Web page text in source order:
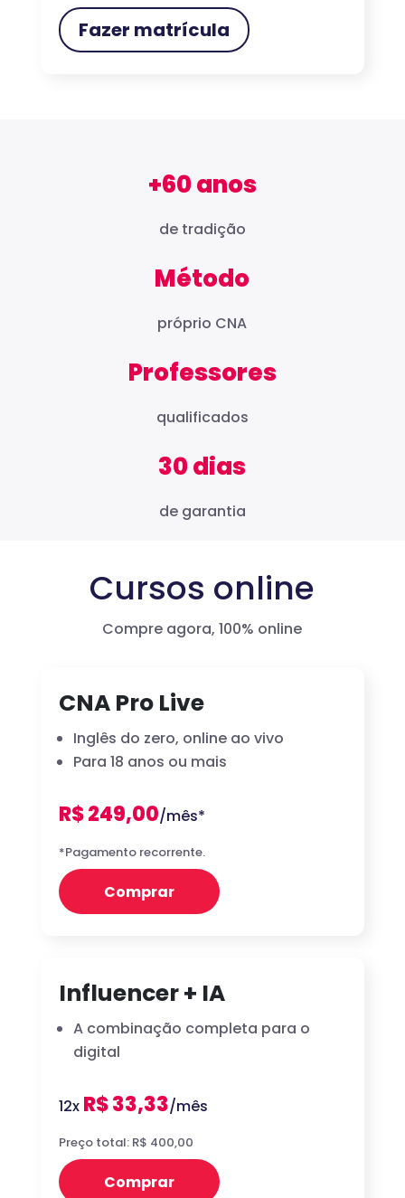
Fazer matrícula
+60 anos
de tradição
Método
próprio CNA
Professores
qualificados
30 dias
de garantia
Cursos online
Compre agora, 100% online
CNA Pro Live
Inglês do zero, online ao vivo
Para 18 anos ou mais
R$ 249,00/mês*
*Pagamento recorrente.
Comprar
Influencer + IA
A combinação completa para o
digital
12x R$ 33,33/mês
Preço total: R$ 400,00
Comprar